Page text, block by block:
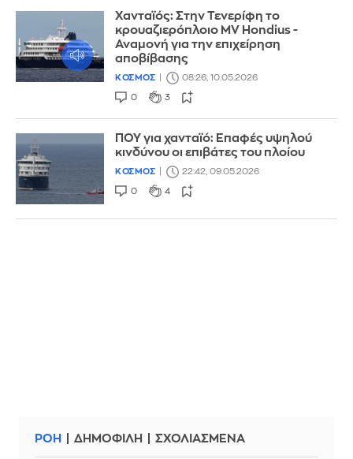
Χανταϊός: Στην Τενερίφη το
κρουαζιερόπλοιο MV Hondius -
Αναμονή για την επιχείρηση
αποβίβασης
ΚΟΣΜΟΣ 08:26, 10.05.2026
0 3
ΠΟΥ για χανταϊό: Επαφές υψηλού
κινδύνου οι επιβάτες του πλοίου
ΚΟΣΜΟΣ 22:42, 09.05.2026
0 4
ΡΟΗ ΔΗΜΟΦΙΛΗ ΣΧΟΛΙΑΣΜΕΝΑ